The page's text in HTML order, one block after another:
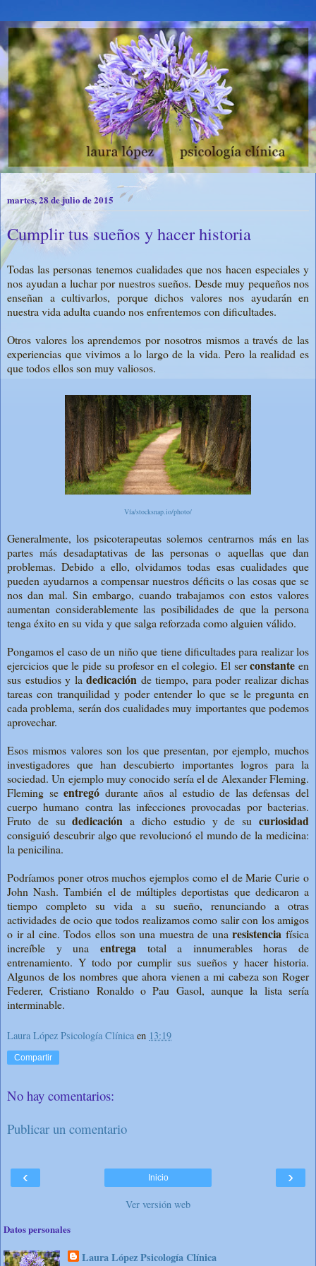
martes, 28 de julio de 2015
Cumplir tus sueños y hacer historia
Todas las personas tenemos cualidades que nos hacen especiales y
nos ayudan a luchar por nuestros sueños. Desde muy pequeños nos
enseñan a cultivarlos, porque dichos valores nos ayudarán en
nuestra vida adulta cuando nos enfrentemos con dificultades.
Otros valores los aprendemos por nosotros mismos a través de las
experiencias que vivimos a lo largo de la vida. Pero la realidad es
que todos ellos son muy valiosos.
Vía/stocksnap.io/photo/
Generalmente, los psicoterapeutas solemos centrarnos más en las
partes más desadaptativas de las personas o aquellas que dan
problemas. Debido a ello, olvidamos todas esas cualidades que
pueden ayudarnos a compensar nuestros déficits o las cosas que se
nos dan mal. Sin embargo, cuando trabajamos con estos valores
aumentan considerablemente las posibilidades de que la persona
tenga éxito en su vida y que salga reforzada como alguien válido.
Pongamos el caso de un niño que tiene dificultades para realizar los
ejercicios que le pide su profesor en el colegio. El serconstante en
sus estudios y la dedicación de tiempo, para poder realizar dichas
tareas con tranquilidad y poder entender lo que se le pregunta en
cada problema, serán dos cualidades muy importantes que podemos
aprovechar.
Esos mismos valores son los que presentan, por ejemplo, muchos
investigadores que han descubierto importantes logros para la
sociedad. Un ejemplo muy conocido sería el de Alexander Fleming.
Fleming seentregó durante años al estudio de las defensas del
cuerpo humano contra las infecciones provocadas por bacterias.
Fruto de sudedicación a dicho estudio y de sucuriosidad
consiguió descubrir algo que revolucionó el mundo de la medicina:
la penicilina.
Podríamos poner otros muchos ejemplos como el de Marie Curie o
John Nash. También el de múltiples deportistas que dedicaron a
tiempo completo su vida a su sueño, renunciando a otras
actividades de ocio que todos realizamos como salir con los amigos
o ir al cine. Todos ellos son una muestra de unaresistencia física
increíble y una entrega total a innumerables horas de
entrenamiento. Y todo por cumplir sus sueños y hacer historia.
Algunos de los nombres que ahora vienen a mi cabeza son Roger
Federer, Cristiano Ronaldo o Pau Gasol, aunque la lista sería
interminable.
Laura López Psicología Clínica en 13:19
Compartir
No hay comentarios:
Publicar un comentario
‹ ›
Inicio
Ver versión web
Datos personales
Laura López Psicología Clínica